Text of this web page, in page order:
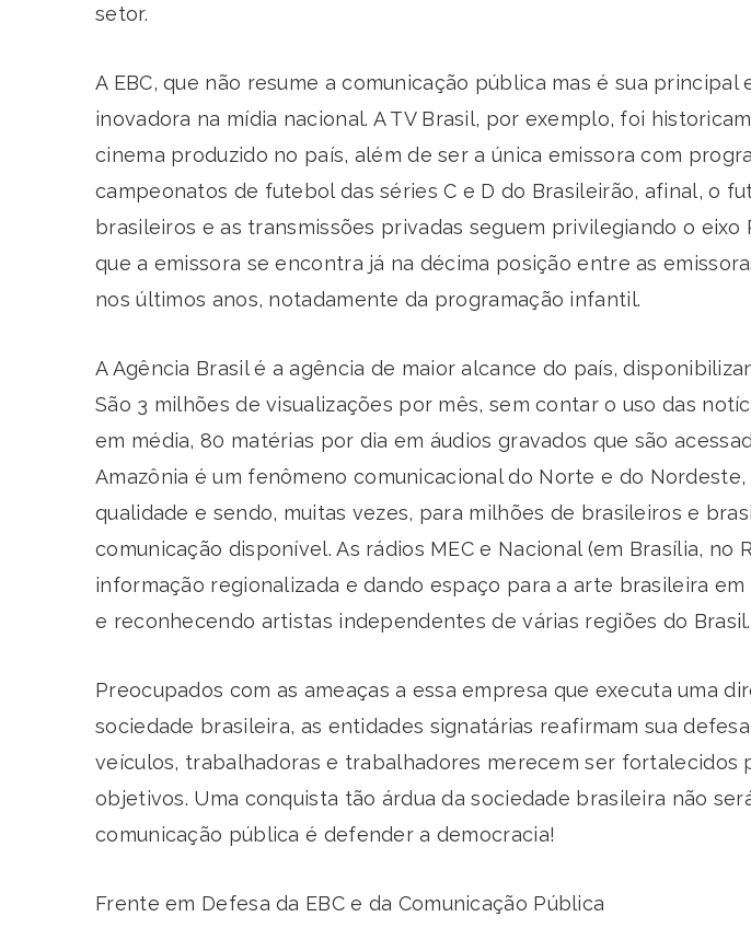
setor.
A EBC, que não resume a comunicação pública mas é sua
inovadora na mídia nacional. A TV Brasil, por exemplo, foi
cinema produzido no país, além de ser a única emissora com
campeonatos de futebol das séries C e D do Brasileirão, afinal, o
brasileiros e as transmissões privadas seguem privilegiando o
que a emissora se encontra já na décima posição entre as
nos últimos anos, notadamente da programação infantil.
A Agência Brasil é a agência de maior alcance do país,
São 3 milhões de visualizações por mês, sem contar o uso das
em média, 80 matérias por dia em áudios gravados que são
Amazônia é um fenômeno comunicacional do Norte e do
qualidade e sendo, muitas vezes, para milhões de brasileiros e
comunicação disponível. As rádios MEC e Nacional (em Brasília,
informação regionalizada e dando espaço para a arte brasileira
e reconhecendo artistas independentes de várias regiões do Brasil.
Preocupados com as ameaças a essa empresa que executa uma
sociedade brasileira, as entidades signatárias reafirmam sua
veículos, trabalhadoras e trabalhadores merecem ser fortalecidos
objetivos. Uma conquista tão árdua da sociedade brasileira não
comunicação pública é defender a democracia!
Frente em Defesa da EBC e da Comunicação Pública